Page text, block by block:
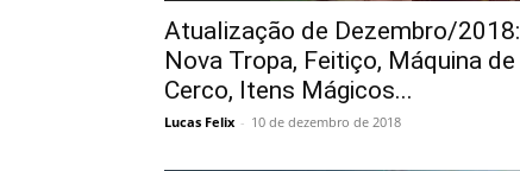
Atualização de Dezembro/2018:
Nova Tropa, Feitiço, Máquina de
Cerco, Itens Mágicos...
Lucas Felix - 10 de dezembro de 2018